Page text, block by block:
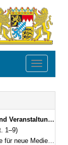
Toggle
vom 22. Oktober 2003 (GVBl. S. 799) BayRS 2251-4-S (Art. 1–39)
1–9)
(Art. 10–22)